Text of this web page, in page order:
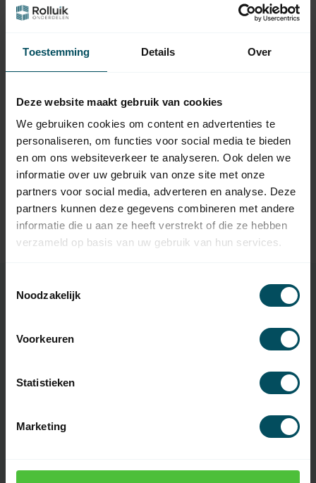
Toestemming Details Over
Deze website maakt gebruik van cookies
We gebruiken cookies om content en advertenties te
personaliseren, om functies voor social media te bieden
en om ons websiteverkeer te analyseren. Ook delen we
informatie over uw gebruik van onze site met onze
partners voor social media, adverteren en analyse. Deze
partners kunnen deze gegevens combineren met andere
informatie die u aan ze heeft verstrekt of die ze hebben
verzameld op basis van uw gebruik van hun services.
Noodzakelijk
Voorkeuren
Statistieken
Marketing
keuze?
Gerelateerde producten
Selve Koordopwinder -
koordoproller 5 meter
Op voorraad
10,95
SKU